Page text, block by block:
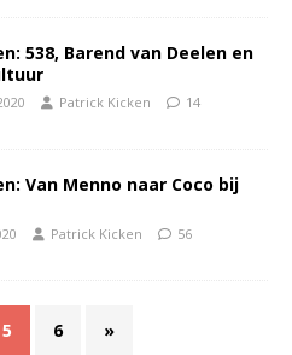
538, Barend van Deelen en
Patrick Kicken 14
Van Menno naar Coco bij
Patrick Kicken 56
5 6 »